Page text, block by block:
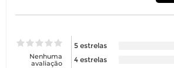
Nenhuma
avaliação
5 estrelas
4 estrelas